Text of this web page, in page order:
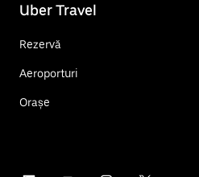
Uber Travel
Rezervă
Aeroporturi
Orașe